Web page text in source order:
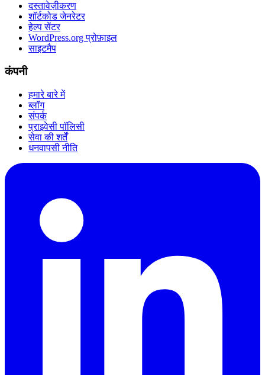
दस्तावेज़ीकरण
शॉर्टकोड जेनरेटर
हेल्प सेंटर
WordPress.org प्रोफ़ाइल
साइटमैप
कंपनी
हमारे बारे में
ब्लॉग
संपर्क
प्राइवेसी पॉलिसी
सेवा की शर्तें
धनवापसी नीति